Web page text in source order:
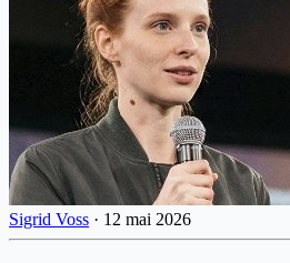
Sigrid Voss · 12 mai 2026